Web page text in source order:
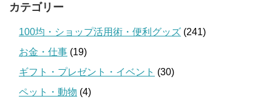
カテゴリー
100均・ショップ活用術・便利グッズ (241)
お金・仕事 (19)
ギフト・プレゼント・イベント (30)
ペット・動物 (4)